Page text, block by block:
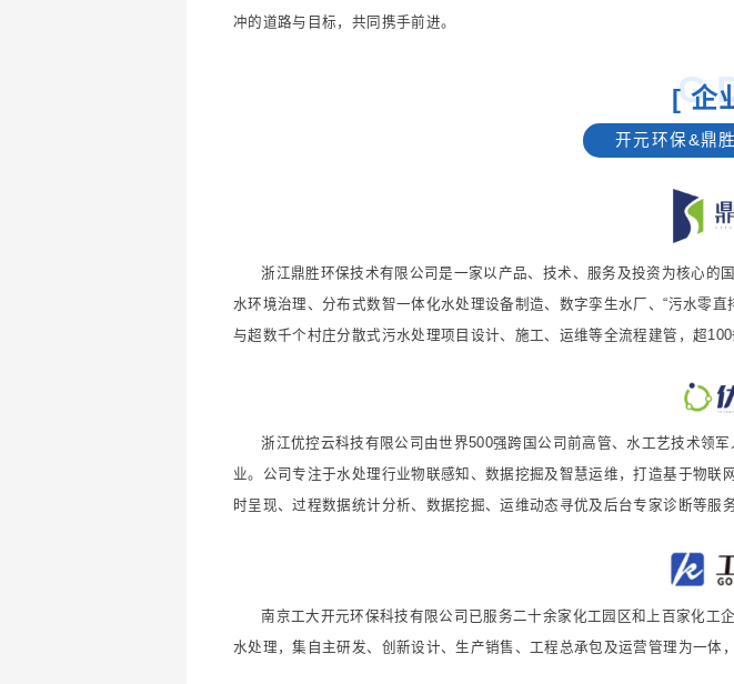
冲的道路与目标，共同携手前进。
G
[ 企
开元环保&鼎
浙江鼎胜环保技术有限公司是一家以产品、技术、服务及投资为核心的
水环境治理、分布式数智一体化水处理设备制造、数字孪生水厂、“污水零
与超数千个村庄分散式污水处理项目设计、施工、运维等全流程建管，超
浙江优控云科技有限公司由世界500强跨国公司前高管、水工艺技术领
业。公司专注于水处理行业物联感知、数据挖掘及智慧运维，打造基于物
时呈现、过程数据统计分析、数据挖掘、运维动态寻优及后台专家诊断等服务
南京工大开元环保科技有限公司已服务二十余家化工园区和上百家化工
水处理，集自主研发、创新设计、生产销售、工程总承包及运营管理为一体